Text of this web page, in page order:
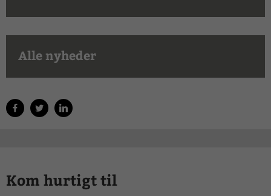
Alle nyheder
Kom hurtigt til